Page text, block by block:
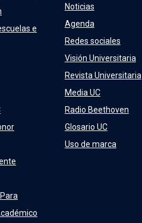
e
Noticias
Agenda
Redes sociales
Visión Universitaria
Revista Universitaria
Media UC
Radio Beethoven
Glosario UC
Uso de marca